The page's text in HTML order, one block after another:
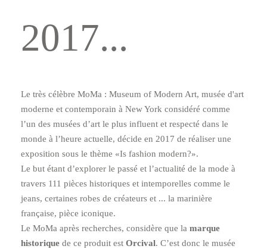
2017...
Le très célèbre MoMa : Museum of Modern Art, musée d'art
moderne et contemporain à New York considéré comme
lʼun des musées dʼart le plus influent et respecté dans le
monde à lʼheure actuelle, décide en 2017 de réaliser une
exposition sous le thème «Is fashion modern?».
Le but étant dʼexplorer le passé et lʼactualité de la mode à
travers 111 pièces historiques et intemporelles comme le
jeans, certaines robes de créateurs et ... la marinière
française, pièce iconique.
Le MoMa après recherches, considère que la marque
historique de ce produit est Orcival. Cʼest donc le musée